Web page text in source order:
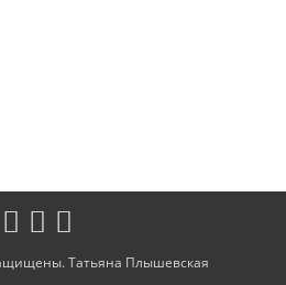
Татьяна Плышевская